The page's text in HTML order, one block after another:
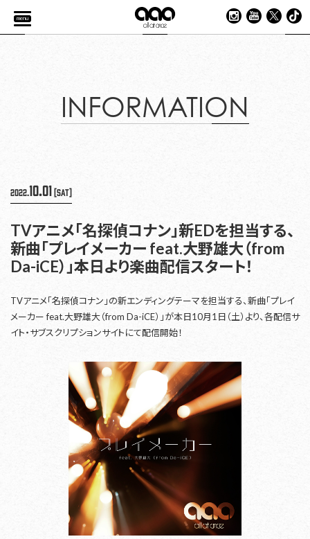
menu
INFORMATION
2022.10.01[Sat]
TVアニメ「名探偵コナン」新EDを担当する、
新曲「プレイメーカー feat.大野雄大（from
Da-iCE）」本日より楽曲配信スタート！
TVアニメ「名探偵コナン」の新エンディングテーマを担当する、新曲「プレイ
メーカー feat.大野雄大（from Da-iCE）」が本日10月1日（土）より、各配信サ
イト・サブスクリプションサイトにて配信開始！